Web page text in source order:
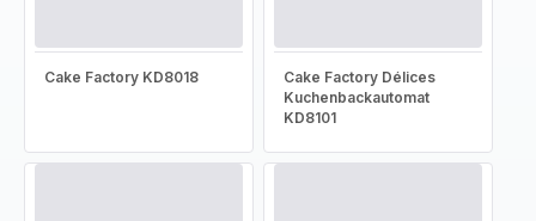
Cake Factory KD8018
Cake Factory Délices
Kuchenbackautomat
KD8101